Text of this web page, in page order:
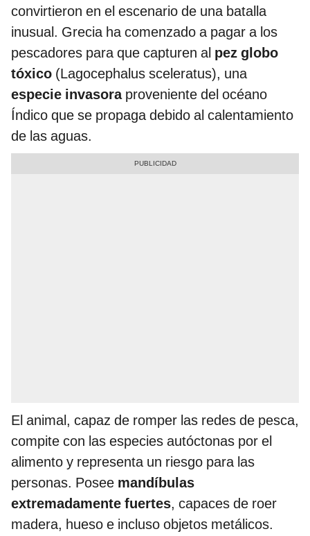
convirtieron en el escenario de una batalla
inusual. Grecia ha comenzado a pagar a los
pescadores para que capturen al pez globo
tóxico (Lagocephalus sceleratus), una
especie invasoraproveniente del océano
Índico que se propaga debido al calentamiento
de las aguas.
El animal, capaz de romper las redes de pesca,
compite con las especies autóctonas por el
alimento y representa un riesgo para las
personas. Posee mandíbulas
extremadamente fuertes, capaces de roer
madera, hueso e incluso objetos metálicos.